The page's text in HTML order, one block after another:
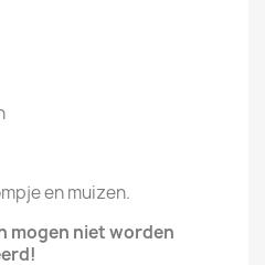
en muizen.
mogen nietworden